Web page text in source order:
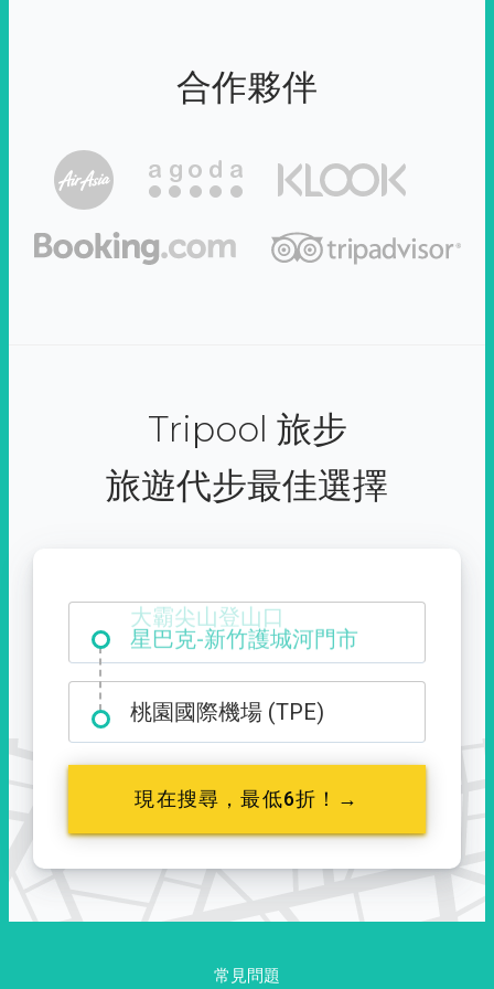
合作夥伴
Tripool 旅步
旅遊代步最佳選擇
大霸尖山登山口
桃園國際機場 (TPE)
現在搜尋，最低6折！→
常見問題